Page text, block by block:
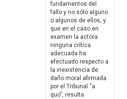
fundamentos del
fallo y no sólo alguno
o algunos de ellos, y
que en el caso en
examen la actora
ninguna crítica
adecuada ha
efectuado respecto a
la inexistencia de
daño moral afirmada
por el Tribunal “a
quo”, resulta